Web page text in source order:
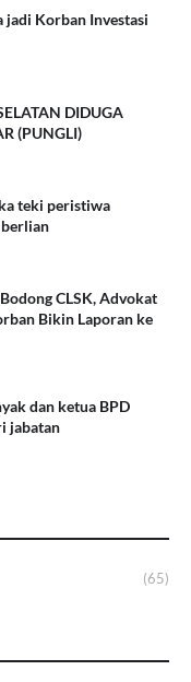
jadi Korban Investasi
DIDUGA
(PUNGLI)
teki peristiwa
berlian
CLSK, Advokat
Bikin Laporan ke
dan ketua BPD
jabatan
(65)